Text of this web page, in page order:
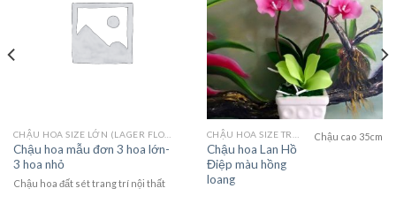
Chậu hoa mẫu đơn 3 hoa lớn-
3 hoa nhỏ
Chậu hoa đất sét trang trí nội thất
Chậu hoa Lan Hồ
Điệp màu hồng
loang
Chậu cao 35cm